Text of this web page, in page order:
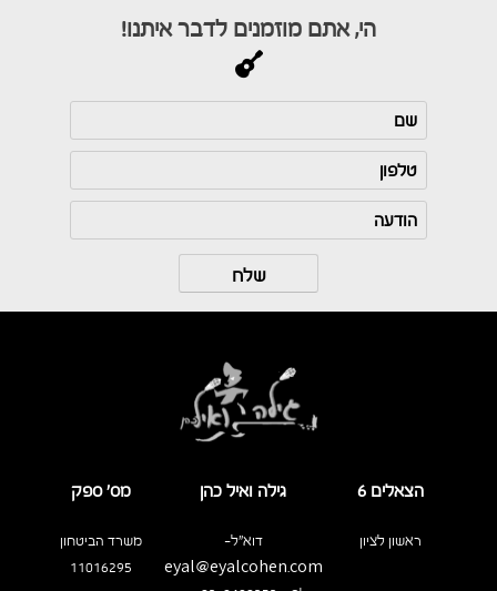
הי, אתם מוזמנים לדבר איתנו!
הצאלים 6
ראשון לציון
גילה ואיל כהן
דוא"ל-
eyal@eyalcohen.com
מס’ ספק
משרד הביטחון
11016295